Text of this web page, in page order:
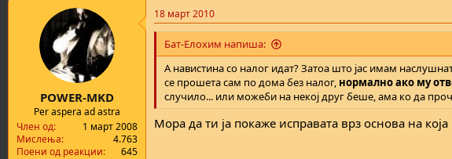
POWER-MKD
Per aspera ad astra
Член од
1 март 2008
Мислења
4.763
Поени од реакции
645
18 март 2010
Бат-Елохим напиша:
A навистина со налог идат? Затоа што јас имам
се прошета сам по дома без налог, нормално ако му
случило... или можеби на некој друг беше, ама ко да
Мора да ти ја покаже исправата врз основа на